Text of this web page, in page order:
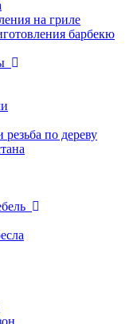
на гриле
барбекю
по дереву